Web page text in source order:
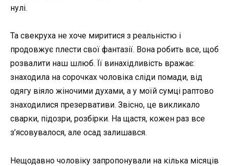
нулі.
Та свекруха не хоче миритися з реальністю і
продовжує плести свої фантазії. Вона робить все, щоб
розвалити наш шлюб. Її винахідливість вражає:
знаходила на сорочках чоловіка сліди помади, від
одягу віяло жіночими духами, а у моїй сумці раптово
знаходилися презервативи. Звісно, це викликало
сварки, підозри, розбірки. На щастя, кожен раз все
з’ясовувалося, але осад залишався.
Нещодавно чоловіку запропонували на кілька місяців